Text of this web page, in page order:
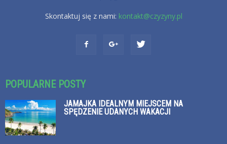
Skontaktuj się z nami: kontakt@czyzyny.pl
POPULARNE POSTY
JAMAJKA IDEALNYM MIEJSCEM NA
SPĘDZENIE UDANYCH WAKACJI